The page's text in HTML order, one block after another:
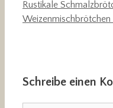
Rustikale
Schreibe einen